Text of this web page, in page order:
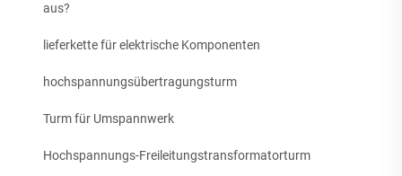
aus?
lieferkette für elektrische Komponenten
hochspannungsübertragungsturm
Turm für Umspannwerk
Hochspannungs-Freileitungstransformatorturm